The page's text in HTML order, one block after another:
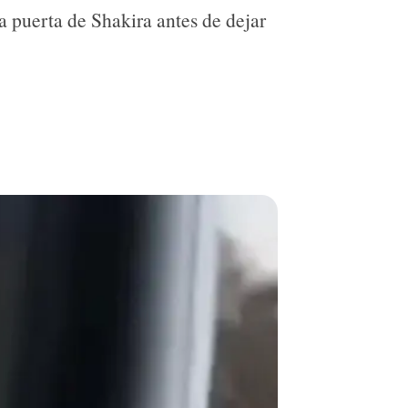
de Shakira antes de dejar